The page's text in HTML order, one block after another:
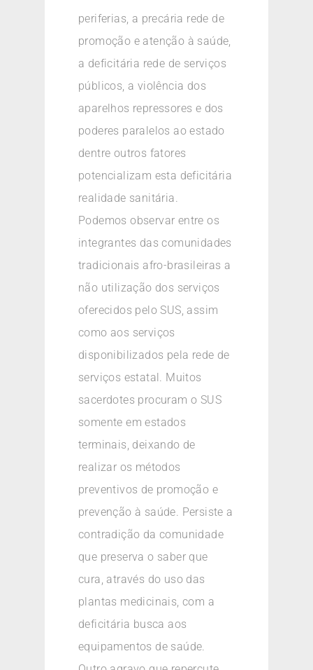
periferias, a precária rede de
promoção e atenção à saúde,
a deficitária rede de serviços
públicos, a violência dos
aparelhos repressores e dos
poderes paralelos ao estado
dentre outros fatores
potencializam esta deficitária
realidade sanitária.
Podemos observar entre os
integrantes das comunidades
tradicionais afro-brasileiras a
não utilização dos serviços
oferecidos pelo SUS, assim
como aos serviços
disponibilizados pela rede de
serviços estatal. Muitos
sacerdotes procuram o SUS
somente em estados
terminais, deixando de
realizar os métodos
preventivos de promoção e
prevenção à saúde. Persiste a
contradição da comunidade
que preserva o saber que
cura, através do uso das
plantas medicinais, com a
deficitária busca aos
equipamentos de saúde.